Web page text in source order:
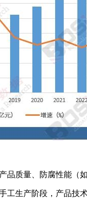
品质量、防腐性能（
生产阶段，产品技